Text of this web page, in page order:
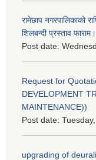
रामेछाप नगरपालिकाको
शिलबन्दी प्रस्ताव फाराम।
Post date:
Request for
DEVELOPMENT
MAINTENANCE))
Post date:
upgrading of